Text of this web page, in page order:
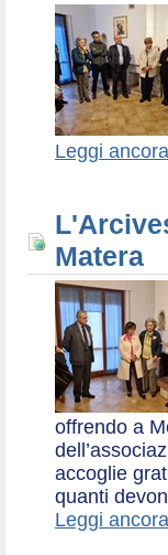
Leggi
Matera
offrendo a
accoglie
quanti
Leggi